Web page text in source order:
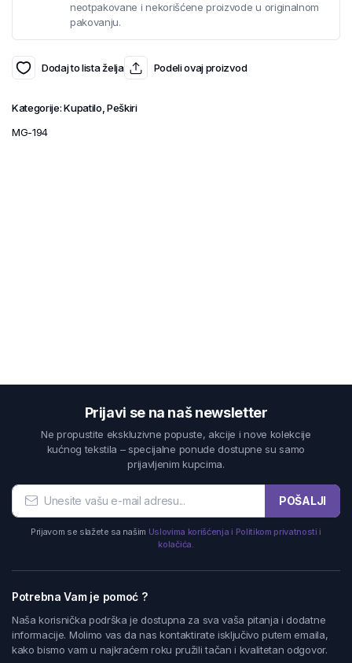
neotpakovane i nekorišćene proizvode u originalnom
pakovanju.
Dodaj to lista želja Podeli ovaj proizvod
Kategorije:Kupatilo Peškiri
MG-194
Prijavi se na naš newsletter
Ne propustite ekskluzivne popuste, akcije i nove kolekcije
kućnog tekstila – specijalne ponude dostupne su samo
prijavljenim kupcima.
POŠALJI
Prijavom se slažete sa našim Uslovima korišćenja i Politikom privatnosti i
kolačića.
Potrebna Vam je pomoć ?
Naša korisnička podrška je dostupna za sva vaša pitanja i dodatne
informacije. Molimo vas da nas kontaktirate isključivo putem emaila,
kako bismo vam u najkraćem roku pružili tačan i kvalitetan odgovor.